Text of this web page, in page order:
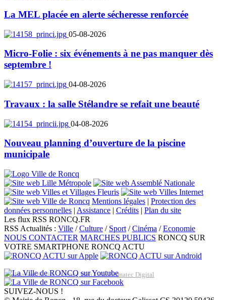
La MEL placée en alerte sécheresse renforcée
05-08-2026
Micro-Folie : six événements à ne pas manquer dès
septembre !
04-08-2026
Travaux : la salle Stélandre se refait une beauté
04-08-2026
Nouveau planning d’ouverture de la piscine
municipale
Mentions légales | Protection des
données personnelles | Assistance | Crédits | Plan du site
Les flux RSS RONCQ.FR
RSS Actualités : Ville /Culture / Sport /Cinéma /Economie
NOUS CONTACTER MARCHES PUBLICS RONCQ SUR
VOTRE SMARTPHONE RONCQ ACTU
Réalisation du site: Agence Web Lille Promatec Digital
SUIVEZ-NOUS !